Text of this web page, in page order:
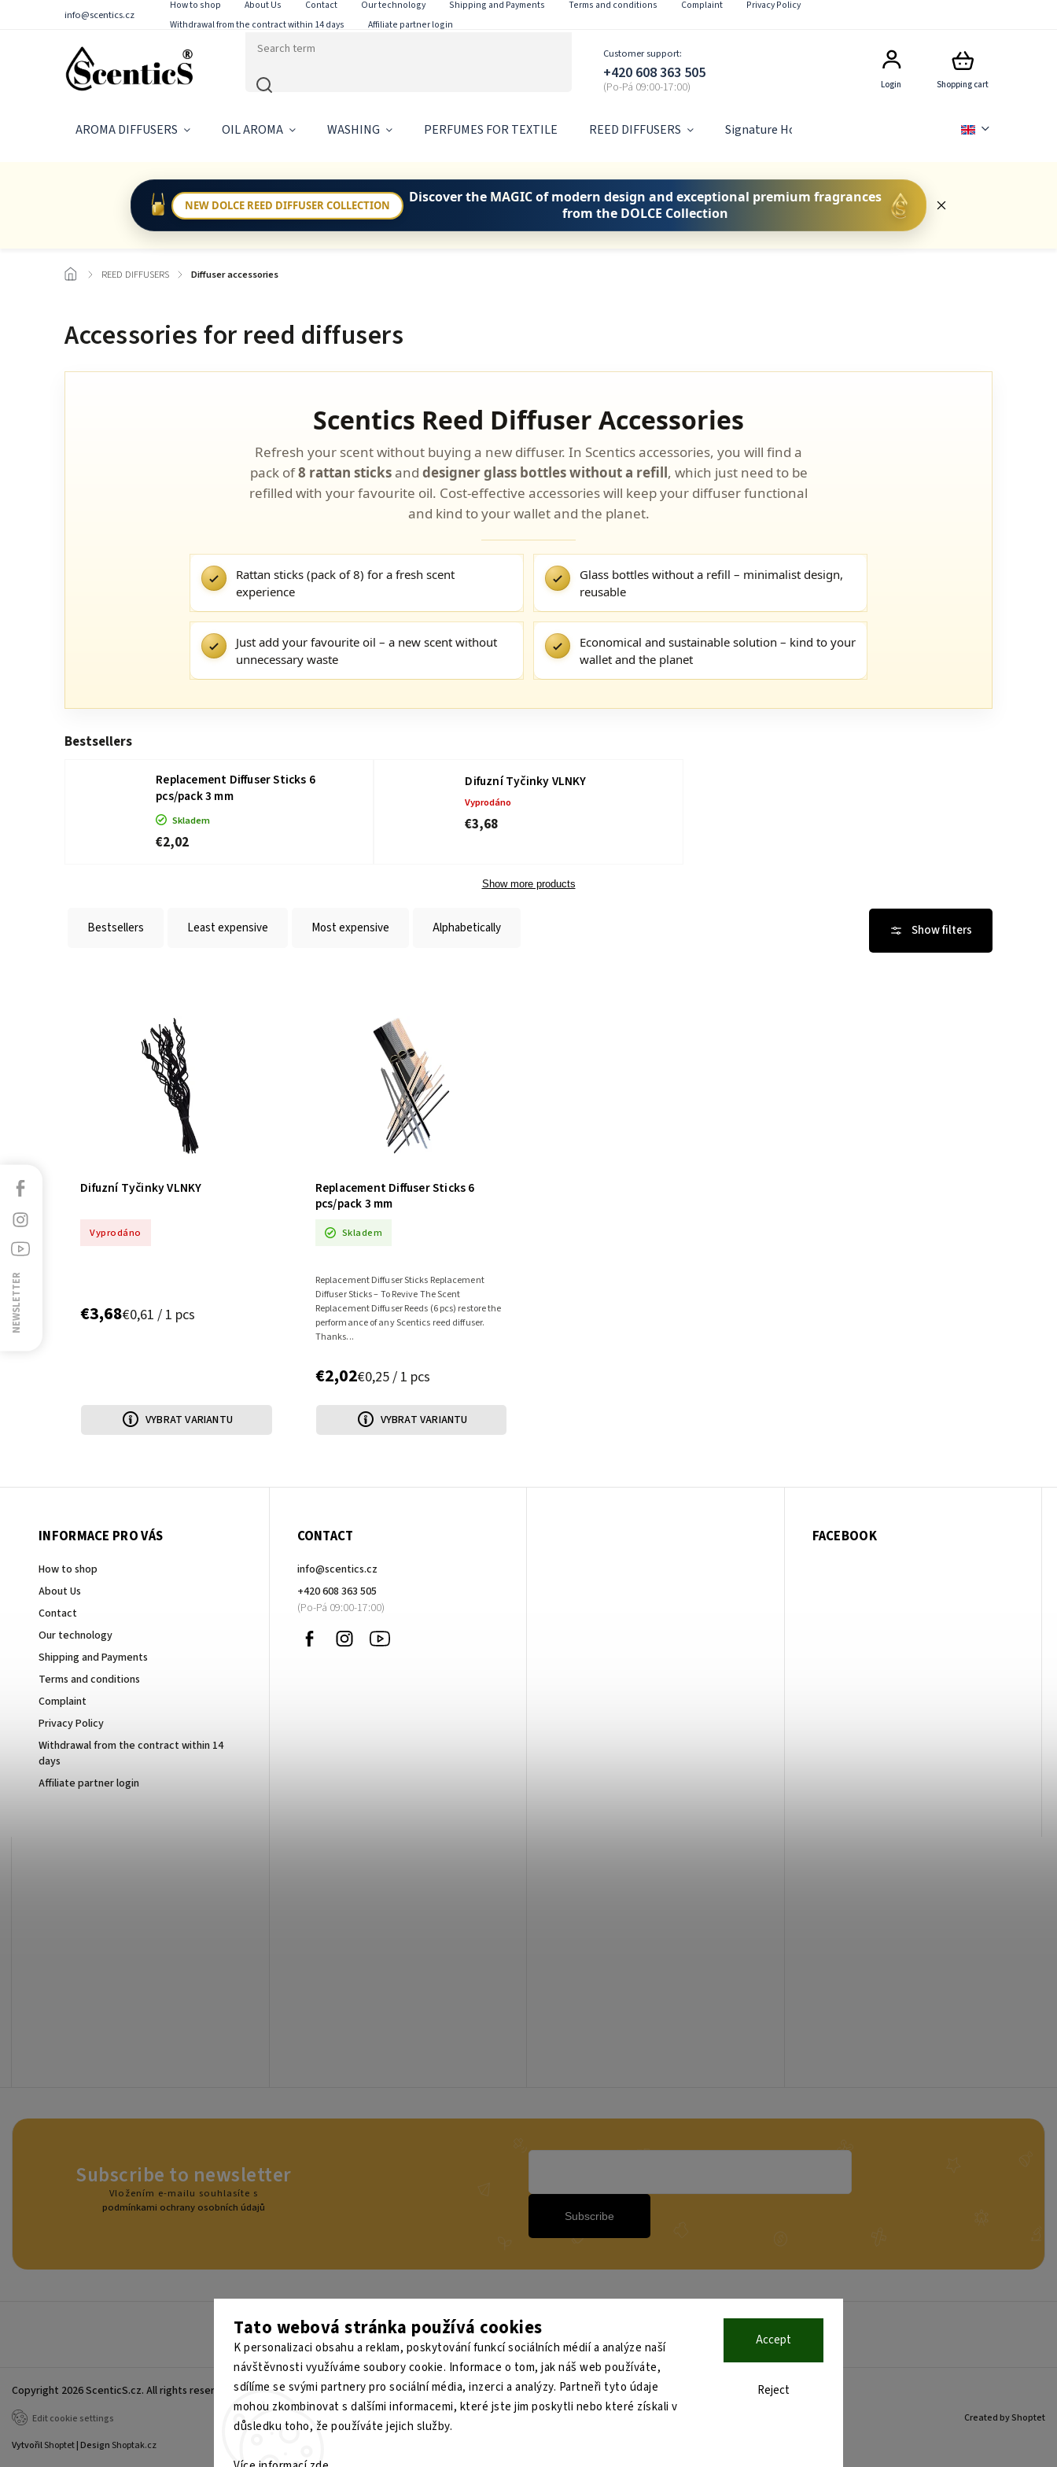
Tato webová stránka používá cookies
K personalizaci obsahu a reklam, poskytování funkcí sociálních médií a analýze naší
návštěvnosti využíváme soubory cookie. Informace o tom, jak náš web používáte,
sdílíme se svými partnery pro sociální média, inzerci a analýzy. Partneři tyto údaje
mohou zkombinovat s dalšími informacemi, které jste jim poskytli nebo které získali v
důsledku toho, že používáte jejich služby.
Reject
Accept
info@scentics.cz
How to shop About Us Contact Our technology Shipping and Payments Terms and conditions Complaint
Privacy Policy
Withdrawal from the contract within 14 days
Affiliate partner login
Customer support:
+420 608 363 505
Shopping cart
Login
AROMA DIFFUSERS OIL AROMA WASHING PERFUMES FOR TEXTILE REED DIFFUSERS Signature Hotel Scents
NEW DOLCE REED DIFFUSER COLLECTION Discover the MAGICof modern design and exceptional premium fragrances
from the DOLCE Collection
/ REED DIFFUSERS / Diffuser accessories
Accessories for reed diffusers
Scentics Reed Diffuser Accessories
Refresh your scent without buying a new diffuser. In Scentics accessories, you will find a
pack of8 rattan sticksand designer glass bottles without a refill, which just need to be
refilled with your favourite oil. Cost-effective accessories will keep your diffuser functional
and kind to your wallet and the planet.
Rattan sticks (pack of 8) for a fresh scent
experience
Glass bottles without a refill – minimalist design,
reusable
Just add your favourite oil – a new scent without
unnecessary waste
Economical and sustainable solution – kind to your
wallet and the planet
Bestsellers
Replacement Diffuser Sticks 6
pcs/pack 3 mm
Skladem
€2,02
Difuzní Tyčinky VLNKY
Vyprodáno
€3,68
Show more products
Bestsellers Least expensive Most expensive Alphabetically
Difuzní Tyčinky VLNKY
Vyprodáno
€3,68€0,61 / 1 pcs
VYBRAT VARIANTU
Replacement Diffuser Sticks 6
pcs/pack 3 mm
Skladem
€2,02€0,25 / 1 pcs
VYBRAT VARIANTU
Replacement Diffuser Sticks Replacement
Diffuser Sticks – To Revive The Scent
Replacement Diffuser Reeds (6 pcs) restore the
performance of any Scentics reed diffuser.
Thanks...
INFORMACE PRO VÁS
How to shop
About Us
Contact
Our technology
Shipping and Payments
Terms and conditions
Complaint
Privacy Policy
Withdrawal from the contract within 14
days
Affiliate partner login
CONTACT
info@scentics.cz
+420 608 363 505
Facebook Instagram
FACEBOOK
Subscribe to newsletter
Vložením e-mailu souhlasíte s
podmínkami ochrany osobních údajů
Subscribe
Získejte 200 Kč na svůj první nákup 💛 Zapojte se do BONUS programu a nakupujte levněji!
Created by Shoptet
Copyright 2026ScenticS.cz. All rights reserved.
Edit cookie settings
VytvořilShoptet| Design Shoptak.cz
NEWSLETTER